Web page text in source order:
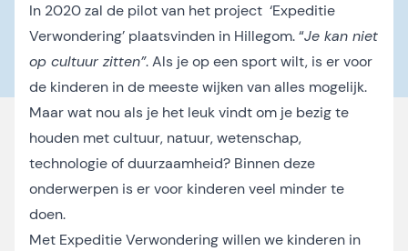
In 2020 zal de pilot van het project ‘Expeditie
Verwondering’ plaatsvinden in Hillegom. “Je kan niet
op cultuur zitten”. Als je op een sport wilt, is er voor
de kinderen in de meeste wijken van alles mogelijk.
Maar wat nou als je het leuk vindt om je bezig te
houden met cultuur, natuur, wetenschap,
technologie of duurzaamheid? Binnen deze
onderwerpen is er voor kinderen veel minder te
doen.
Met Expeditie Verwondering willen we kinderen in